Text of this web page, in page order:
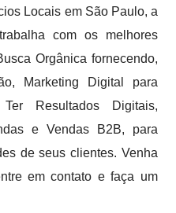
Locais em São Paulo, a
com os melhores
Orgânica fornecendo,
Marketing Digital para
Resultados Digitais,
e Vendas B2B, para
de seus clientes. Venha
em contato e faça um